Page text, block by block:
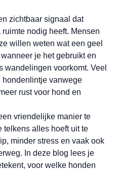
zichtbaar signaal dat
nodig heeft. Mensen
willen weten wat een geel
je het gebruikt en
wandelingen voorkomt. Veel
hondenlintje vanwege
rust voor hond en
vriendelijke manier te
telkens alles hoeft uit te
minder stress en vaak ook
In deze blog lees je
voor welke honden